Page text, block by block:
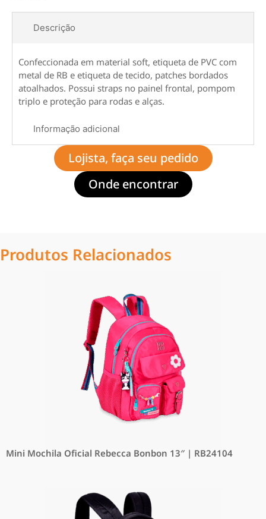
Descrição
Informação adicional
Confeccionada em material soft, etiqueta de PVC com
metal de RB e etiqueta de tecido, patches bordados
atoalhados. Possui straps no painel frontal, pompom
triplo e proteção para rodas e alças.
Lojista, faça seu pedido
Onde encontrar
Produtos Relacionados
Mini Mochila Oficial Rebecca Bonbon 13″ | RB24104